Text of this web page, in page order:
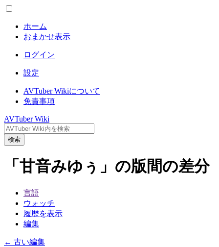
ホーム
おまかせ表示
ログイン
設定
AVTuber Wikiについて
免責事項
AVTuber Wiki
検索
「甘音みゆぅ」の版間の差分
言語
ウォッチ
履歴を表示
編集
← 古い編集